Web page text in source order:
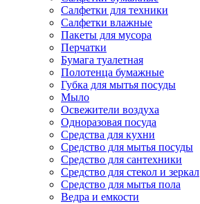
Салфетки для техники
Салфетки влажные
Пакеты для мусора
Перчатки
Бумага туалетная
Полотенца бумажные
Губка для мытья посуды
Мыло
Освежители воздуха
Одноразовая посуда
Средства для кухни
Средство для мытья посуды
Средство для сантехники
Средство для стекол и зеркал
Средство для мытья пола
Ведра и емкости